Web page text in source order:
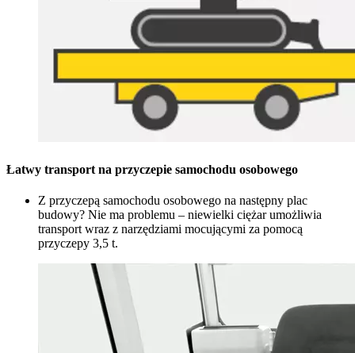
Łatwy transport na przyczepie samochodu osobowego
Z przyczepą samochodu osobowego na następny plac
budowy? Nie ma problemu – niewielki ciężar umożliwia
transport wraz z narzędziami mocującymi za pomocą
przyczepy 3,5 t.